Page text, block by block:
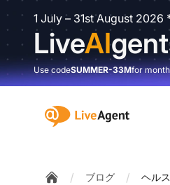
1 July – 31st August 2026
LiveAI
Use codeSUMMER-33Mfor
:site.title
/ ブログ / ヘル